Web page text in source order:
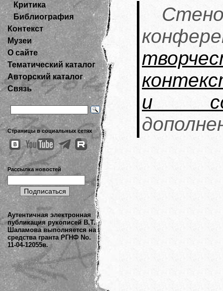
Критика
Библиография
Контекст
Музеи
О сайте
Тематический каталог
Авторский каталог
Связь
Страницы в социальных сетях
Рассылка новостей
Аутентичная электронная
публикация рукописей В.Т.
Шаламова выполняется на
средства гранта РГНФ No.
11-04-12055в.
и